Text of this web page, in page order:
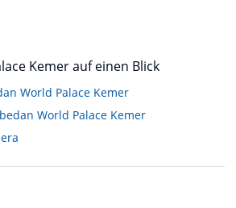
Kemer auf einen Blick
World Palace Kemer
World Palace Kemer